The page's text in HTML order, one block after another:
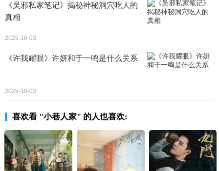
《吴邪私家笔记》揭秘神秘洞穴吃人的
真相
2025-10-03
《许我耀眼》许妍和于一鸣是什么关系
2025-10-03
喜欢看 "小巷人家" 的人也喜欢: